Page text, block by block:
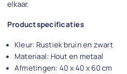
elkaar.
Productspecificaties
Kleur: Rustiek bruin en zwart
Materiaal: Hout en metaal
Afmetingen: 40 x 40 x 60 cm